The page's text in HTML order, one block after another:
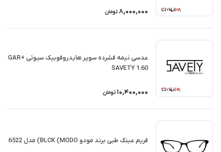
8,000,000 تومان
عدسی نیمه فشرده سوپر هایدروفوبیک سیوتی GAR+
SAVETY 1.60
10,400,000 تومان
فریم عینک طبی برند مودو BLCK (MODO) مدل 6522